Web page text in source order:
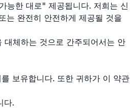
능한 대로" 제공됩니다. 저희는 신
는 완전히 안전하게 제공될 것을
체하는 것으로 간주되어서는 안
보유합니다. 또한 귀하가 이 약관
다.